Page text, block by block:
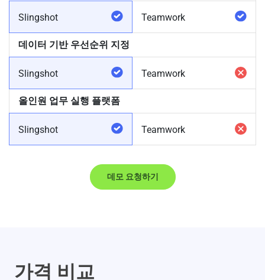
Slingshot Teamwork
데이터 기반 우선순위 지정
Slingshot Teamwork
올인원 업무 실행 플랫폼
Slingshot Teamwork
데모 요청하기
가격 비교